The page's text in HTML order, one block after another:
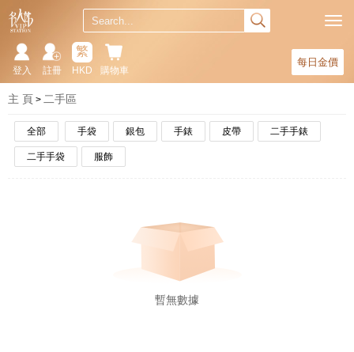
每日金價
購物車
繁
HKD
註冊
登入
主 頁 二手區
全部 手袋 銀包 手錶 皮帶 二手手錶
二手手袋 服飾
暫無數據